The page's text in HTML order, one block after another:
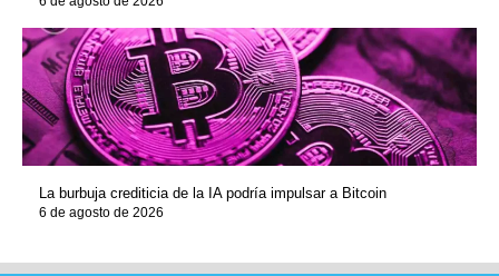
La burbuja crediticia de la IA podría impulsar a Bitcoin
6 de agosto de 2026